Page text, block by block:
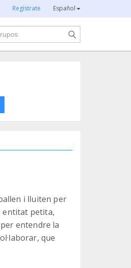
Regístrate Español
i lluiten per
entitat petita,
entendre la
que